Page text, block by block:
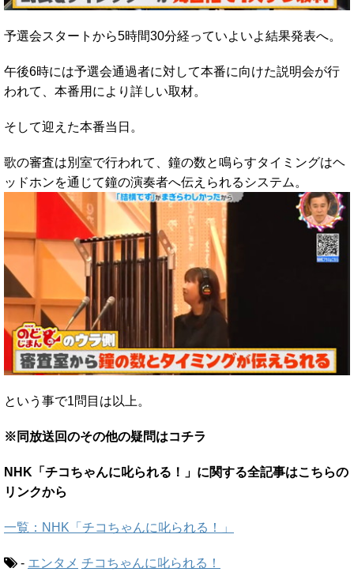
予選会スタートから5時間30分経っていよいよ結果発表へ。
午後6時には予選会通過者に対して本番に向けた説明会が行
われて、本番用により詳しい取材。
そして迎えた本番当日。
歌の審査は別室で行われて、鐘の数と鳴らすタイミングはヘ
ッドホンを通じて鐘の演奏者へ伝えられるシステム。
という事で1問目は以上。
※同放送回のその他の疑問はコチラ
NHK「チコちゃんに叱られる！」に関する全記事はこちらの
リンクから
一覧：NHK「チコちゃんに叱られる！」
- エンタメ チコちゃんに叱られる！